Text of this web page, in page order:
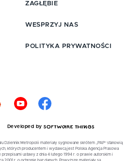
ZAGŁĘBIE
WESPRZYJ NAS
POLITYKA PRYWATNOŚCI
Developed by
Dziennik Metropolii materiały sygnowane skrótem „PAP” stanowią
których producentem i wydawcą jest Polska Agencja Prasowa
ustawy z dnia 4 lutego 1994 r. o prawie autorskim i